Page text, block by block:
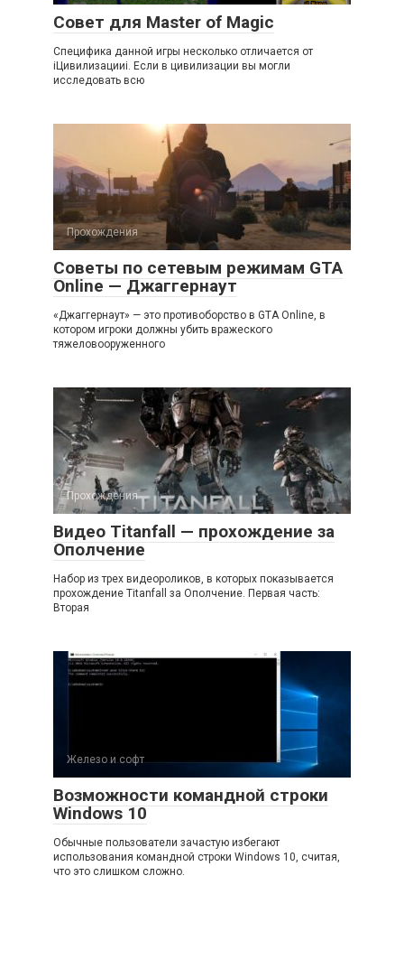
Совет для Master of Magic
Специфика данной игры несколько отличается от
іЦивилизацииі. Если в цивилизации вы могли
исследовать всю
Прохождения
Советы по сетевым режимам GTA
Online — Джаггернаут
«Джаггернаут» — это противоборство в GTA Online, в
котором игроки должны убить вражеского
тяжеловооруженного
Прохождения
Видео Titanfall — прохождение за
Ополчение
Набор из трех видеороликов, в которых показывается
прохождение Titanfall за Ополчение. Первая часть:
Вторая
Железо и софт
Возможности командной строки
Windows 10
Обычные пользователи зачастую избегают
использования командной строки Windows 10, считая,
что это слишком сложно.